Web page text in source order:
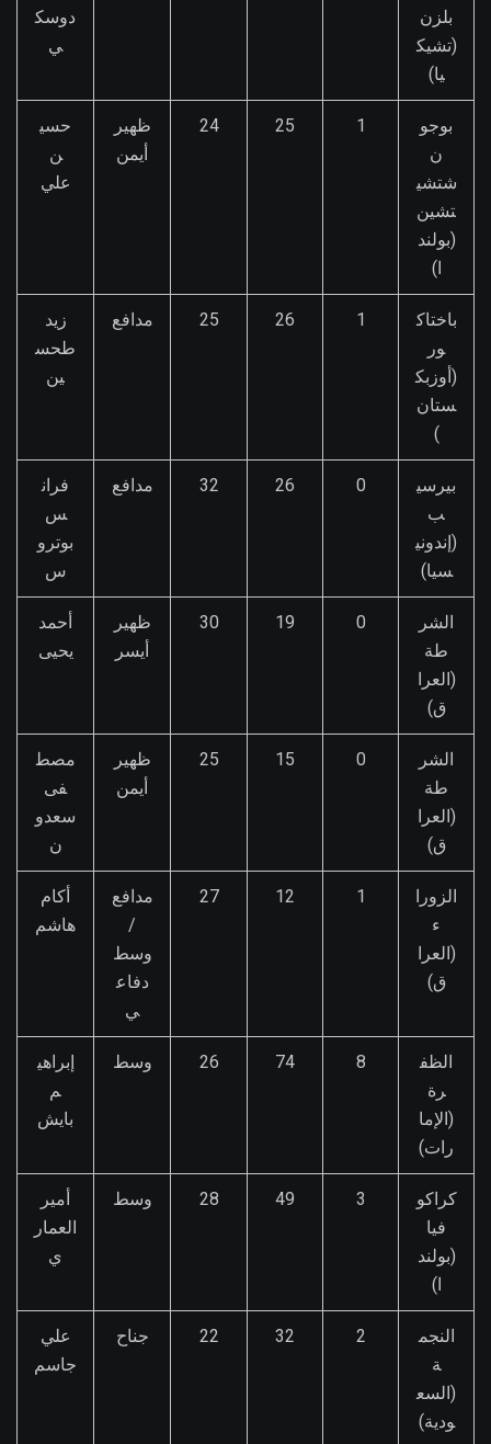
بلزن
(تشيك
يا)
دوسك
ي
بوجو
ن
شتشي
تشين
(بولند
ا)
1
25
24
ظهير
أيمن
حسي
ن
علي
باختاك
ور
(أوزبك
ستان
)
1
26
25 مدافع
زيد
طحس
ين
بيرسي
ب
(إندوني
سيا)
0
26
32 مدافع
فران
س
بوترو
س
الشر
طة
(العرا
ق)
0
19
30
ظهير
أيسر
أحمد
يحيى
الشر
طة
(العرا
ق)
0
15
25
ظهير
أيمن
مصط
فى
سعدو
ن
الزورا
ء
(العرا
ق)
1
12
27
مدافع
/
وسط
دفاع
ي
أكام
هاشم
الظف
رة
(الإما
رات)
8
74
26 وسط
إبراهي
م
بايش
كراكو
فيا
(بولند
ا)
3
49
28 وسط
أمير
العمار
ي
النجم
ة
(السع
ودية)
2
32
22 جناح
علي
جاسم